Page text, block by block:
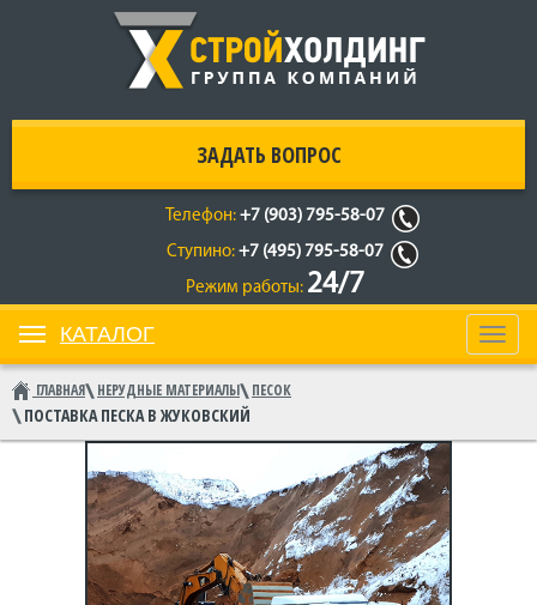
ЗАДАТЬ ВОПРОС
Телефон: +7 (903) 795-58-07
Ступино: +7 (495) 795-58-07
Режим работы: 24/7
КАТАЛОГ
ГЛАВНАЯ НЕРУДНЫЕ МАТЕРИАЛЫ ПЕСОК
ПОСТАВКА ПЕСКА В ЖУКОВСКИЙ